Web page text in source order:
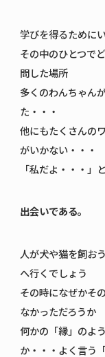
学びを得るために
その中のひとつで
問した場所
多くのわんちゃん
た・・・
他にもたくさんの
がいかない・・・
「私だよ・・・」
出会いである。
人が犬や猫を飼お
へ行くでしょう
その時になぜかそ
なかっただろうか
何かの「縁」のよ
か・・・よく言う